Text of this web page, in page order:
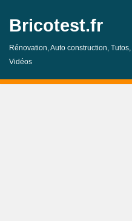
Aller
au
contenu
Bricotest.fr
Rénovation, Auto construction, Tutos,
Vidéos